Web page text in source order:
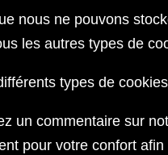
nous ne pouvons
les autres types de
types de
un commentaire sur
pour votre confort